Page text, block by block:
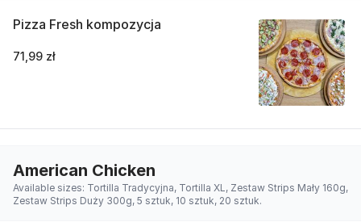
Pizza Fresh kompozycja
71,99 zł
American Chicken
Available sizes: Tortilla Tradycyjna, Tortilla XL, Zestaw Strips Mały 160g,
Zestaw Strips Duży 300g, 5 sztuk, 10 sztuk, 20 sztuk.